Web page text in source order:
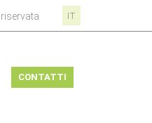
IT
CONTATTI